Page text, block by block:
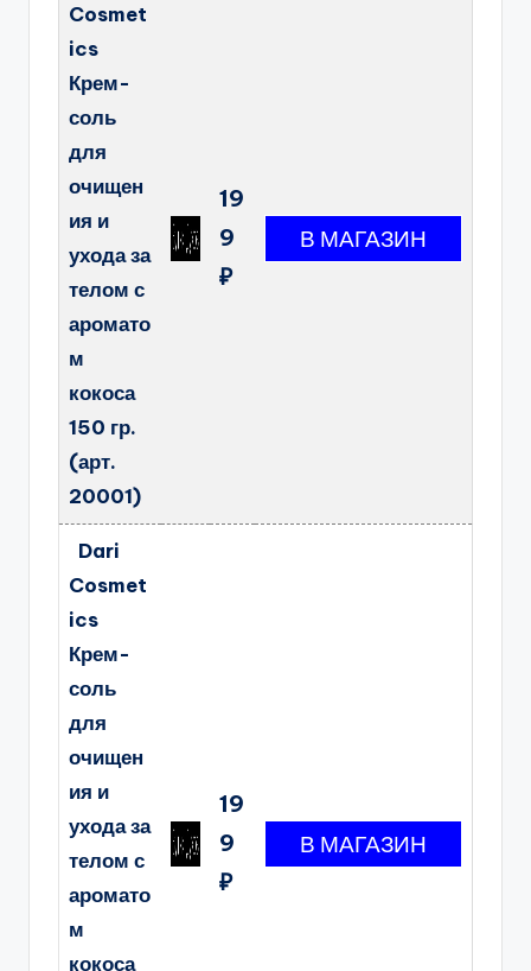
Cosmet
ics
Крем-
соль
для
очищен
ия и
ухода за
телом с
аромато
м
кокоса
150 гр.
(арт.
20001)
19
9
₽
Dari
Cosmet
ics
Крем-
соль
для
очищен
ия и
ухода за
телом с
аромато
м
кокоса
19
9
₽